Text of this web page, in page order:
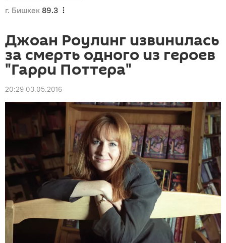
г. Бишкек 89.3
Джоан Роулинг извинилась
за смерть одного из героев
"Гарри Поттера"
20:29 03.05.2016